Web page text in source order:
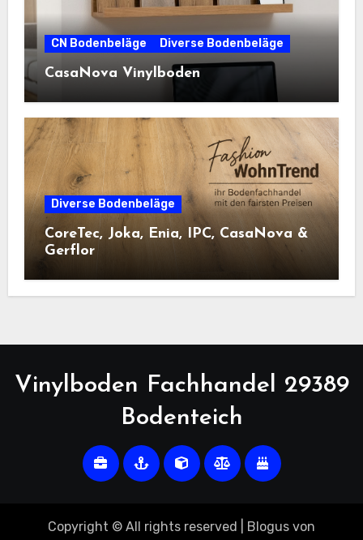
CN Bodenbeläge Diverse Bodenbeläge
CasaNova Vinylboden
Diverse Bodenbeläge
CoreTec, Joka, Enia, IPC, CasaNova &
Gerflor
Vinylboden Fachhandel 29389
Bodenteich
Copyright © All rights reserved Blogus von